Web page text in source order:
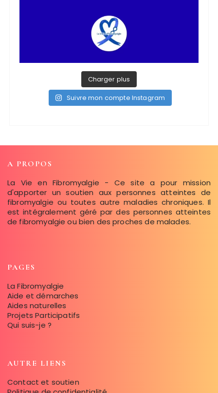
Charger plus
Suivre mon compte Instagram
A PROPOS
La Vie en Fibromyalgie - Ce site a pour mission
d'apporter un soutien aux personnes atteintes de
fibromyalgie ou toutes autre maladies chroniques. Il
est intégralement géré par des personnes atteintes
de fibromyalgie ou bien des proches de malades.
PAGES
La Fibromyalgie
Aide et démarches
Aides naturelles
Projets Participatifs
Qui suis-je ?
AUTRE LIENS
Contact et soutien